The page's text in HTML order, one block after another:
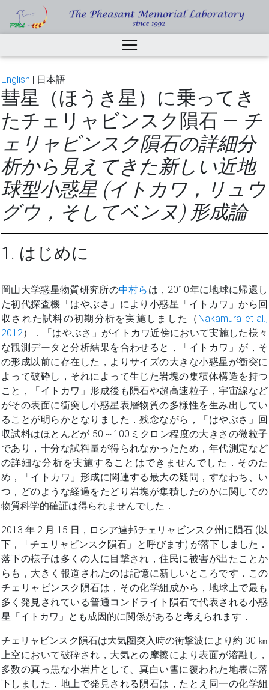
English | 日本語
彗星（ほうき星）に乗ってき
たチェリャビンスク隕石 — チ
ェリャビンスク隕石の詳細分
析から見えてきた新しい近地
球型小惑星 (イトカワ，リュウ
グウ，そしてベンヌ) 形成論
1. はじめに
岡山大学惑星物質研究所の中村ら は，2010年に地球に帰還し
た初代探査機「はやぶさ」により小惑星「イトカワ」から回
収された試料の初期分析を実施しました（ Nakamura et al.,
2012）．「はやぶさ」がイトカワ近傍において実施した様々
な観測データと分析結果を合わせると，「イトカワ」が，そ
の形成以前に存在した，よりサイズの大きな小惑星が衝突に
よって破砕し，それによって生じた岩塊の集積体構造を持つ
こと，「イトカワ」形成後も隕石や超高速粒子，宇宙線など
がその表面に衝突し小惑星表層物質の多様性を生み出してい
ることが明らかとなりました．残念ながら，「はやぶさ」回
収試料はほとんどが 50～100ミクロン程度の大きさの微粒子
であり，十分な試料量が得られなかったため，年代測定など
の詳細な分析を実施することはできませんでした．そのた
め，「イトカワ」形成に関連する最大の疑問，すなわち、い
つ，どのような経過をたどり岩塊が集積したのかに関しての
物質科学的確証は得られませんでした．
2013 年 2 月 15 日，ロシア連邦チェリャビンスク州に隕石 (以
下，「チェリャビンスク隕石」と呼びます) が落下しました．
落下の様子は多くの人に目撃され，住民に被害が出たことか
らも，大きく報道されたのは記憶に新しいところです．この
チェリャビンスク隕石は，その化学組成から，地球上で最も
多く発見されている普通コンドライト隕石で代表される小惑
星「イトカワ」とも成因的に関係があると考えられます．
チェリャビンスク隕石は大気圏突入時の衝撃波により約 30 ㎞
上空において破砕され，大気との摩擦により表面が溶融し，
多数の真っ黒な小岩片として、真白い雪に覆われた地表に落
下しました．地上で発見される隕石は，たとえ同一の化学組